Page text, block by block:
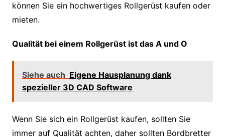
können Sie ein hochwertiges Rollgerüst kaufen oder
mieten.
Qualität bei einem Rollgerüst ist das A und O
Siehe auch Eigene Hausplanung dank
spezieller 3D CAD Software
Wenn Sie sich ein Rollgerüst kaufen, sollten Sie
immer auf Qualität achten, daher sollten Bordbretter